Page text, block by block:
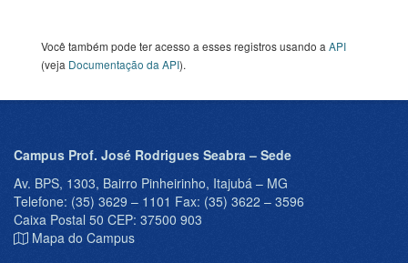
Você também pode ter acesso a esses registros usando a API
(veja Documentação da API).
Campus Prof. José Rodrigues Seabra – Sede
Av. BPS, 1303, Bairro Pinheirinho, Itajubá – MG
Telefone: (35) 3629 – 1101 Fax: (35) 3622 – 3596
Caixa Postal 50 CEP: 37500 903
Mapa do Campus